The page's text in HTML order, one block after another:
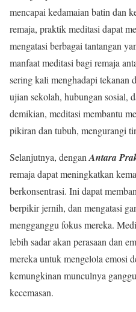
mencapai kedamaian batin dan
remaja, praktik meditasi dapat
mengatasi berbagai tantangan
manfaat meditasi bagi remaja
sering kali menghadapi tekanan
ujian sekolah, hubungan sosial,
demikian, meditasi membantu
pikiran dan tubuh, mengurangi
Selanjutnya, denganAntara
remaja dapat meningkatkan
berkonsentrasi. Ini dapat
berpikir jernih, dan mengatasi
mengganggu fokus mereka.
lebih sadar akan perasaan dan
mereka untuk mengelola emosi
kemungkinan munculnya
kecemasan.